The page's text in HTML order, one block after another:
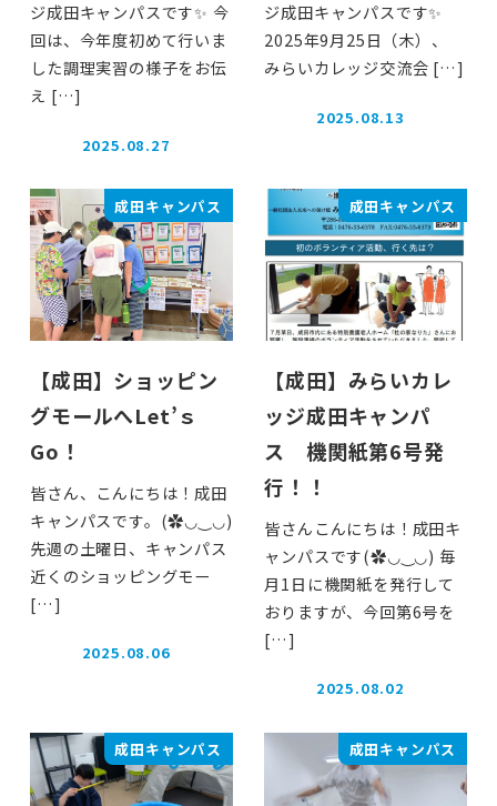
ジ成田キャンパスです✨ 今
回は、今年度初めて行いま
した調理実習の様子をお伝
え […]
投稿日
2025.08.27
ジ成田キャンパスです✨
2025年9月25日（木）、
みらいカレッジ交流会 […]
投稿日
2025.08.13
成田キャンパス
【成田】ショッピン
グモールへLet’ｓ
Go！
皆さん、こんにちは！成田
キャンパスです。(✿◡‿◡)
先週の土曜日、キャンパス
近くのショッピングモー
[…]
投稿日
2025.08.06
成田キャンパス
【成田】みらいカレ
ッジ成田キャンパ
ス 機関紙第6号発
行！！
皆さんこんにちは！成田キ
ャンパスです(✿◡‿◡) 毎
月1日に機関紙を発行して
おりますが、今回第6号を
[…]
投稿日
2025.08.02
成田キャンパス 成田キャンパス